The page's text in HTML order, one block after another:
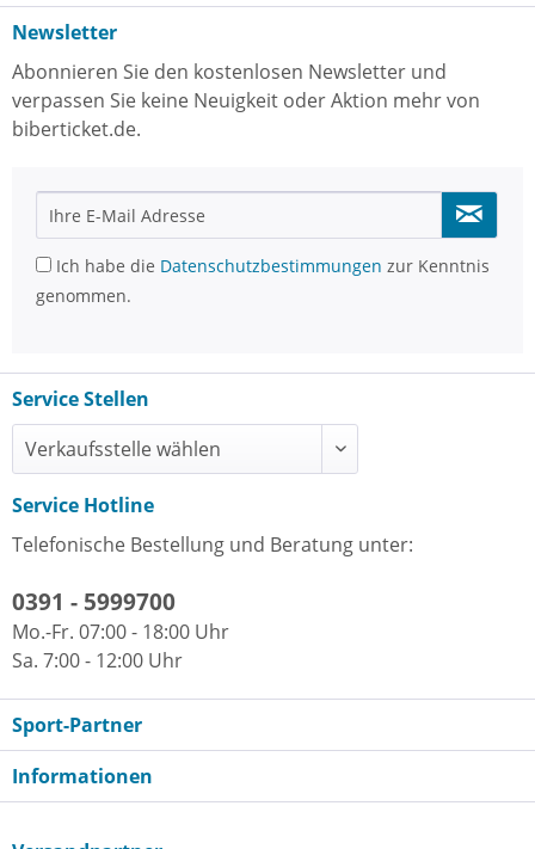
Newsletter
Abonnieren Sie den kostenlosen Newsletter und
verpassen Sie keine Neuigkeit oder Aktion mehr von
biberticket.de.
Ich habe die Datenschutzbestimmungen zur Kenntnis
genommen.
Service Stellen
Service Hotline
Telefonische Bestellung und Beratung unter:
0391 - 5999700
Mo.-Fr. 07:00 - 18:00 Uhr
Sa. 7:00 - 12:00 Uhr
Sport-Partner
Informationen